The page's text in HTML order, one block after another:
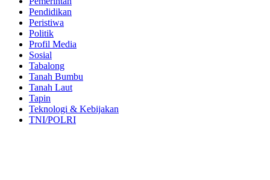
Pendidikan
Peristiwa
Politik
Profil Media
Sosial
Tabalong
Tanah Bumbu
Tanah Laut
Tapin
Teknologi & Kebijakan
TNI/POLRI